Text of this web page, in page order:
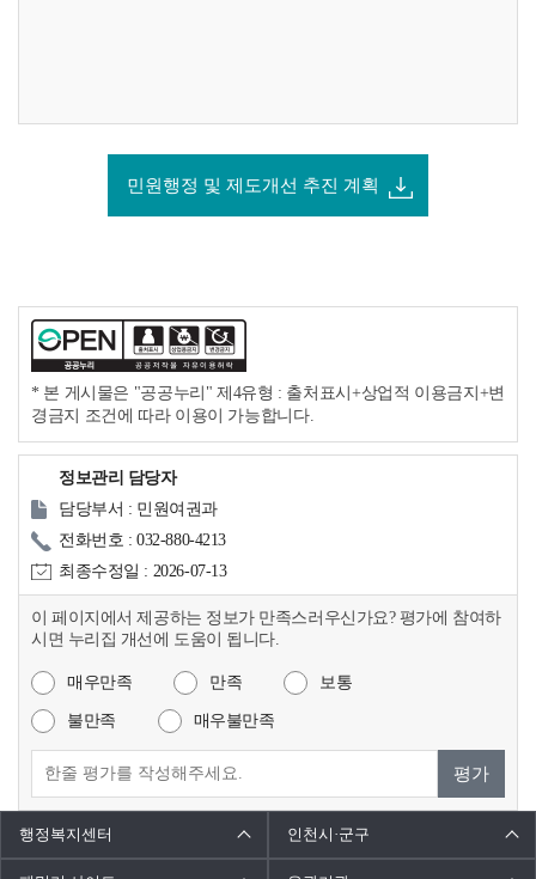
민원행정 및 제도개선 추진 계획
* 본 게시물은 "공공누리" 제4유형 : 출처표시+상업적 이용금지+변
경금지 조건에 따라 이용이 가능합니다.
정보관리 담당자
담당부서 : 민원여권과
전화번호 : 032-880-4213
최종수정일 : 2026-07-13
이 페이지에서 제공하는 정보가 만족스러우신가요? 평가에 참여하
시면 누리집 개선에 도움이 됩니다.
매우만족 만족 보통
불만족 매우불만족
평가
행정복지센터 인천시·군구